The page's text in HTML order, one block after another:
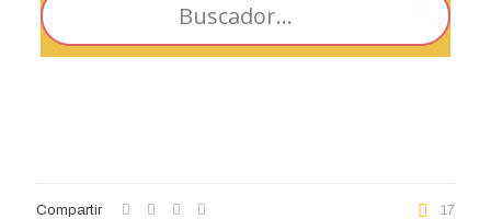
Compartir 17